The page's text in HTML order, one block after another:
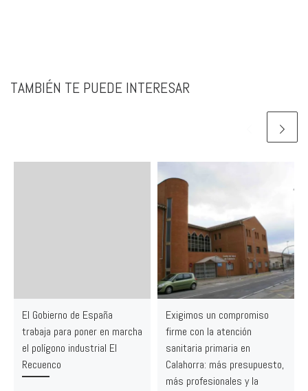
TAMBIÉN TE PUEDE INTERESAR
El Gobierno de España
trabaja para poner en marcha
el polígono industrial El
Recuenco
Exigimos un compromiso
firme con la atención
sanitaria primaria en
Calahorra: más presupuesto,
más profesionales y la